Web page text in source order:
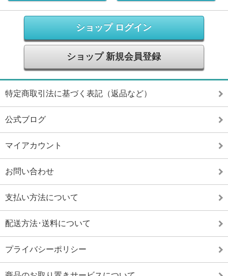
ショップ ログイン
ショップ 新規会員登録
特定商取引法に基づく表記（返品など）
公式ブログ
マイアカウント
お問い合わせ
支払い方法について
配送方法･送料について
プライバシーポリシー